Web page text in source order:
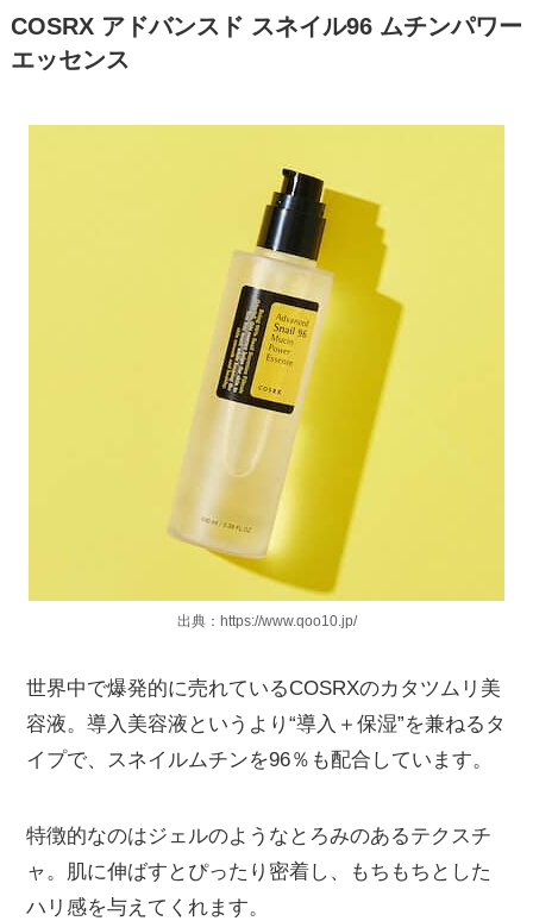
COSRX アドバンスド スネイル96 ムチンパワー
エッセンス
出典：https://www.qoo10.jp/
世界中で爆発的に売れているCOSRXのカタツムリ美
容液。導入美容液というより“導入＋保湿”を兼ねるタ
イプで、スネイルムチンを96％も配合しています。
特徴的なのはジェルのようなとろみのあるテクスチ
ャ。肌に伸ばすとぴったり密着し、もちもちとした
ハリ感を与えてくれます。